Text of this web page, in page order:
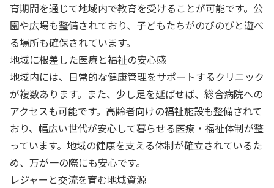
育期間を通じて地域内で教育を受けることが可能です。公
園や広場も整備されており、子どもたちがのびのびと遊べ
る場所も確保されています。
地域に根差した医療と福祉の安心感
地域内には、日常的な健康管理をサポートするクリニック
が複数あります。また、少し足を延ばせば、総合病院への
アクセスも可能です。高齢者向けの福祉施設も整備されて
おり、幅広い世代が安心して暮らせる医療・福祉体制が整
っています。地域の健康を支える体制が確立されているた
め、万が一の際にも安心です。
レジャーと交流を育む地域資源